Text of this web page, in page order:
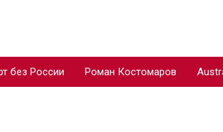
без России Роман Костомаров